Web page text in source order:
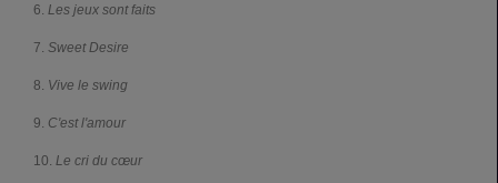
Les jeux sont faits
Sweet Desire
Vive le swing
C'est l'amour
Le cri du cœur